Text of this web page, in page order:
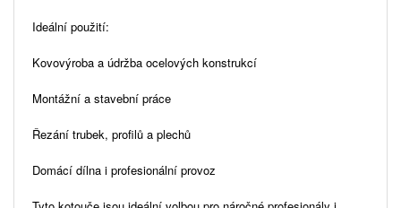
Ideální použití:
Kovovýroba a údržba ocelových konstrukcí
Montážní a stavební práce
Řezání trubek, profilů a plechů
Domácí dílna i profesionální provoz